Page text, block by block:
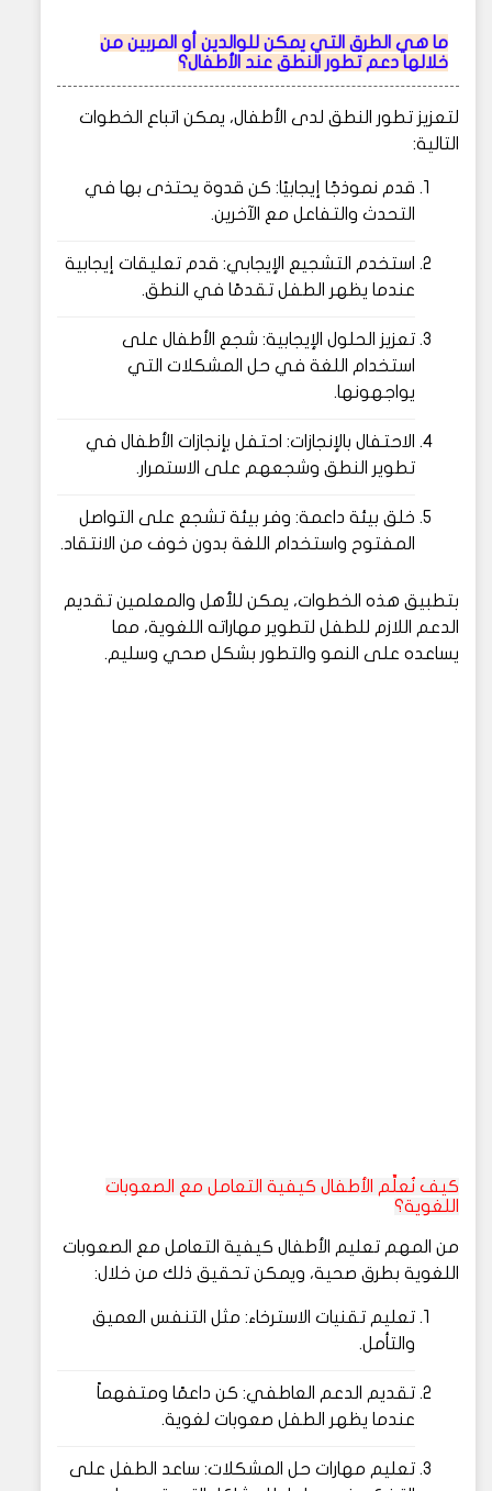
ما هي الطرق التي يمكن للوالدين أو المربين من
خلالها دعم تطور النطق عند الأطفال؟
لتعزيز تطور النطق لدى الأطفال، يمكن اتباع الخطوات
التالية:
قدم نموذجًا إيجابيًا: كن قدوة يحتذى بها في
التحدث والتفاعل مع الآخرين.
استخدم التشجيع الإيجابي: قدم تعليقات إيجابية
عندما يظهر الطفل تقدمًا في النطق.
تعزيز الحلول الإيجابية: شجع الأطفال على
استخدام اللغة في حل المشكلات التي
يواجهونها.
الاحتفال بالإنجازات: احتفل بإنجازات الأطفال في
تطوير النطق وشجعهم على الاستمرار.
خلق بيئة داعمة: وفر بيئة تشجع على التواصل
المفتوح واستخدام اللغة بدون خوف من الانتقاد.
بتطبيق هذه الخطوات، يمكن للأهل والمعلمين تقديم
الدعم اللازم للطفل لتطوير مهاراته اللغوية، مما
يساعده على النمو والتطور بشكل صحي وسليم.
كيف نُعلِّم الأطفال كيفية التعامل مع الصعوبات
اللغوية؟
من المهم تعليم الأطفال كيفية التعامل مع الصعوبات
اللغوية بطرق صحية، ويمكن تحقيق ذلك من خلال:
تعليم تقنيات الاسترخاء: مثل التنفس العميق
والتأمل.
تقديم الدعم العاطفي: كن داعمًا ومتفهماً
عندما يظهر الطفل صعوبات لغوية.
تعليم مهارات حل المشكلات: ساعد الطفل على